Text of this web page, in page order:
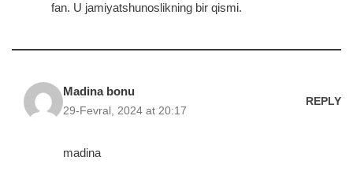
fan. U jamiyatshunoslikning bir qismi.
Madina bonu
29-Fevral, 2024 at 20:17
REPLY
madina